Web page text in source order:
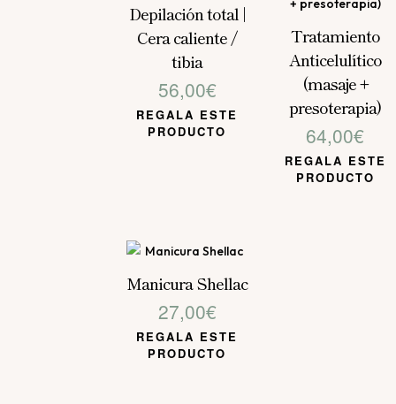
Depilación total |
Cera caliente /
tibia
56,00€
REGALA ESTE
PRODUCTO
Tratamiento
Anticelulítico
(masaje +
presoterapia)
64,00€
REGALA ESTE
PRODUCTO
Manicura Shellac
27,00€
REGALA ESTE
PRODUCTO